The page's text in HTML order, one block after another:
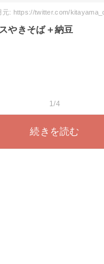
やきそば＋納豆
1/4
続きを読む